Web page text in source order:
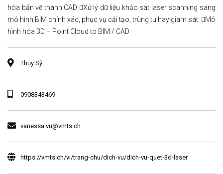
hóa bản vẽ thành CAD Xử lý dữ liệu khảo sát laser scanning sang
mô hình BIM chính xác, phục vụ cải tạo, trùng tu hay giám sát. Mô
hình hóa 3D – Point Cloud to BIM / CAD
Thụy Sỹ
0908343469
vanessa.vu@vmts.ch
https://vmts.ch/vi/trang-chu/dich-vu/dich-vu-quet-3d-laser